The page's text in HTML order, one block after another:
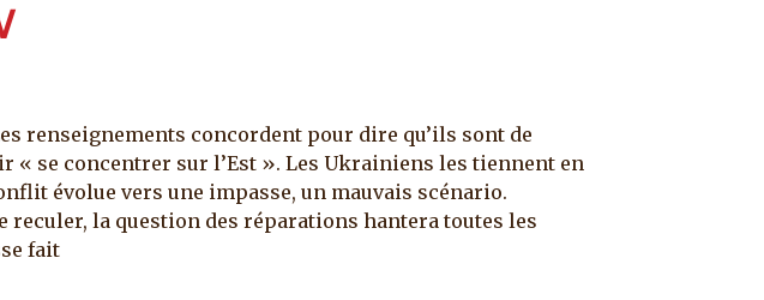
renseignements concordent pour dire qu’ils sont de
« se concentrer sur l’Est ». Les Ukrainiens les tiennent en
évolue vers une impasse, un mauvais scénario.
reculer, la question des réparations hantera toutes les
fait